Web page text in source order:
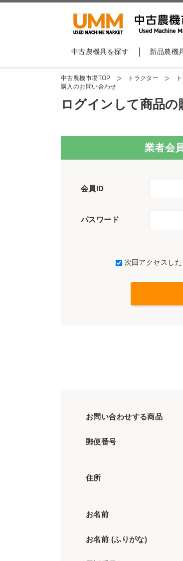
中古農機具を探す 新品農機
中古農機市場TOP トラクター
購入のお問い合わせ
ログインして商品の
業者会
会員ID
パスワード
次回アクセスし
お問い合わせする商品
郵便番号
住所
お名前
お名前 (ふりがな)